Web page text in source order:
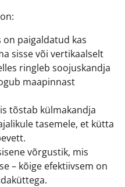
paigaldatud kas
sisse või vertikaalselt
ringleb soojuskandja
maapinnast
tõstab külmakandja
tasemele, et kütta
võrgustik, mis
– kõige efektiivsem on